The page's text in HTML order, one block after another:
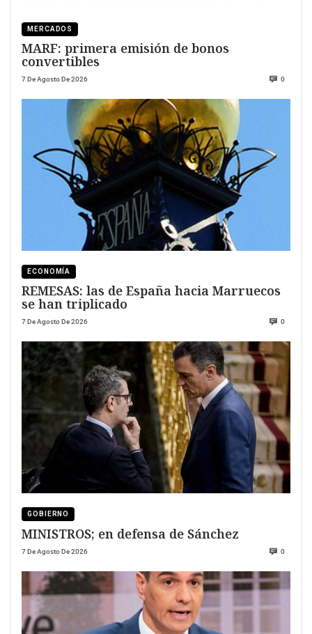
MERCADOS
MARF: primera emisión de bonos
convertibles
7 De Agosto De 2026 0
ECONOMÍA
REMESAS: las de España hacia Marruecos
se han triplicado
7 De Agosto De 2026 0
GOBIERNO
MINISTROS; en defensa de Sánchez
7 De Agosto De 2026 0